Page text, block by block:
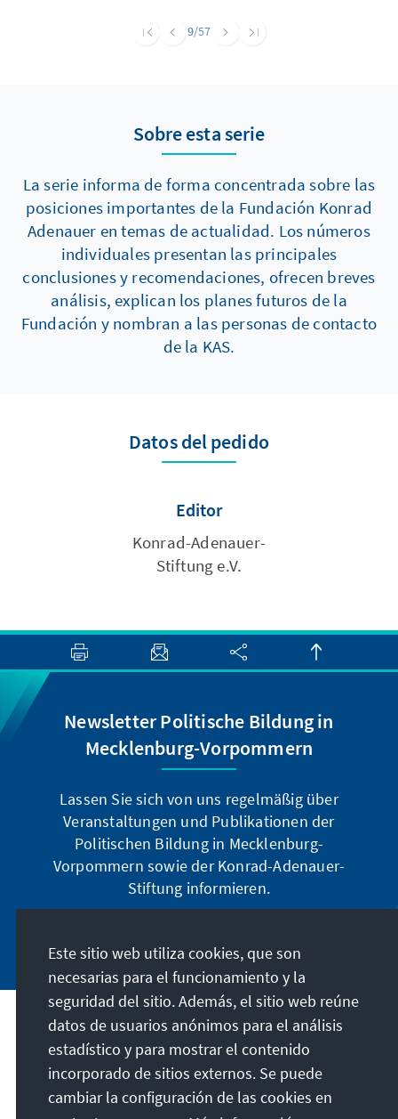
des Menschen vereinbar bleibt.
9/57
Sobre esta serie
La serie informa de forma concentrada sobre las
posiciones importantes de la Fundación Konrad
Adenauer en temas de actualidad. Los números
individuales presentan las principales
conclusiones y recomendaciones, ofrecen breves
análisis, explican los planes futuros de la
Fundación y nombran a las personas de contacto
de la KAS.
Datos del pedido
Editor
Konrad-Adenauer-
Stiftung e.V.
Newsletter Politische Bildung in
Mecklenburg-Vorpommern
Lassen Sie sich von uns regelmäßig über
Veranstaltungen und Publikationen der
Politischen Bildung in Mecklenburg-
Vorpommern sowie der Konrad-Adenauer-
Stiftung informieren.
Dirección
Contacto
Este sitio web utiliza cookies, que son
necesarias para el funcionamiento y la
seguridad del sitio. Además, el sitio web reúne
datos de usuarios anónimos para el análisis
estadístico y para mostrar el contenido
incorporado de sitios externos. Se puede
cambiar la configuración de las cookies en